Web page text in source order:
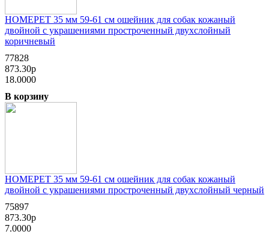
HOMEPET 35 мм 59-61 см ошейник для собак кожаный
двойной с украшениями простроченный двухслойный
коричневый
77828
873.30р
18.0000
В корзину
HOMEPET 35 мм 59-61 см ошейник для собак кожаный
двойной с украшениями простроченный двухслойный черный
75897
873.30р
7.0000